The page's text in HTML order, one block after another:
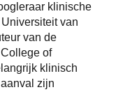
klinische
van
van de
of
klinisch
zijn